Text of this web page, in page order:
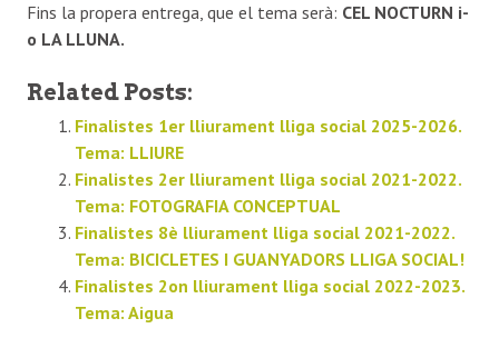
Fins la propera entrega, que el tema serà: CEL NOCTURN i-
o LA LLUNA.
Related Posts:
Finalistes 1er lliurament lliga social 2025-2026.
Tema: LLIURE
Finalistes 2er lliurament lliga social 2021-2022.
Tema: FOTOGRAFIA CONCEPTUAL
Finalistes 8è lliurament lliga social 2021-2022.
Tema: BICICLETES I GUANYADORS LLIGA SOCIAL!
Finalistes 2on lliurament lliga social 2022-2023.
Tema: Aigua